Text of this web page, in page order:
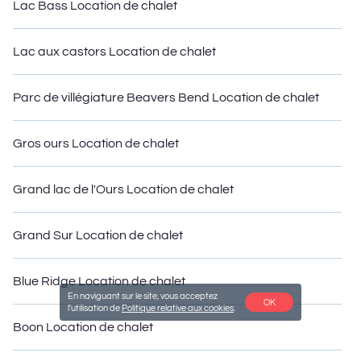
choix de chalets à louer de MLFR à Tybee Island, veillera à ce que
Lac Bass Location de chalet
Lac aux castors Location de chalet
Parc de villégiature Beavers Bend Location de chalet
Gros ours Location de chalet
Grand lac de l'Ours Location de chalet
Grand Sur Location de chalet
Blue Ridge Location de chalet
Boon Location de chalet
En naviguant sur le site, vous acceptez
l'utilisation de Politique relative aux cookies
OK